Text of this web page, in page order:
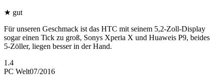
★ gut
Für unseren Geschmack ist das HTC mit seinem 5,2-Zoll-Display
sogar einen Tick zu groß, Sonys Xperia X und Huaweis P9, beides
5-Zöller, liegen besser in der Hand.
1.4
PC Welt07/2016